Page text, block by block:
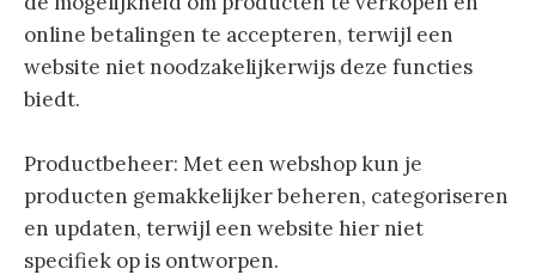
online betalingen te accepteren, terwijl een
website niet noodzakelijkerwijs deze functies
biedt.
Productbeheer: Met een webshop kun je
producten gemakkelijker beheren, categoriseren
en updaten, terwijl een website hier niet
specifiek op is ontworpen.